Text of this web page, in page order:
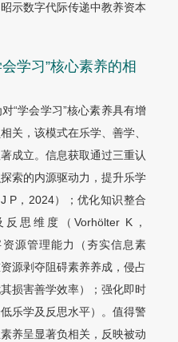
示数字代际传递中教养资本
学习”核心素养的相
“学会学习”核心素养具有增
关，该模式在乐学、善学、
成立。信息获取通过三重认
索的内源驱动力，提升乐学
P，2024）；优化知识整合
思维度（Vorhölter K，
源管理能力（夯实信息素
源剥夺阻碍素养养成，侵占
损害善学效率）；强化即时
乐学及反思水平）。值得警
养呈显著负相关，反映被动